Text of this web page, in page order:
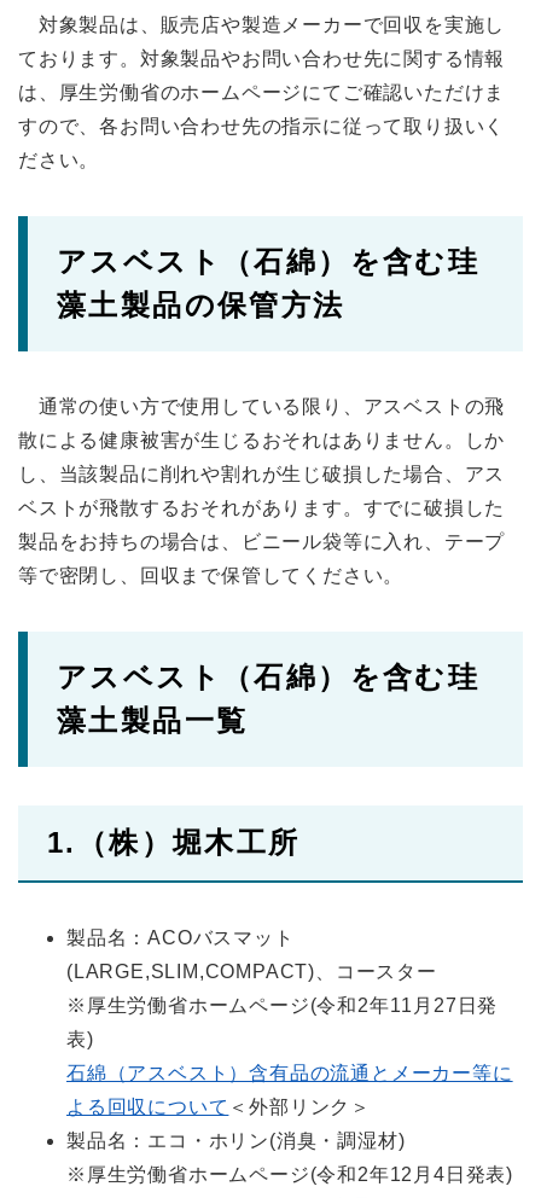
対象製品は、販売店や製造メーカーで回収を実施し
ております。対象製品やお問い合わせ先に関する情報
は、厚生労働省のホームページにてご確認いただけま
すので、各お問い合わせ先の指示に従って取り扱いく
ださい。
アスベスト（石綿）を含む珪
藻土製品の保管方法
通常の使い方で使用している限り、アスベストの飛
散による健康被害が生じるおそれはありません。しか
し、当該製品に削れや割れが生じ破損した場合、アス
ベストが飛散するおそれがあります。すでに破損した
製品をお持ちの場合は、ビニール袋等に入れ、テープ
等で密閉し、回収まで保管してください。
アスベスト（石綿）を含む珪
藻土製品一覧
1.（株）堀木工所
製品名：ACOバスマット
(LARGE,SLIM,COMPACT)、コースター
※厚生労働省ホームページ(令和2年11月27日発
表)
石綿（アスベスト）含有品の流通とメーカー等に
よる回収について ＜外部リンク＞
製品名：エコ・ホリン(消臭・調湿材)
※厚生労働省ホームページ(令和2年12月4日発表)